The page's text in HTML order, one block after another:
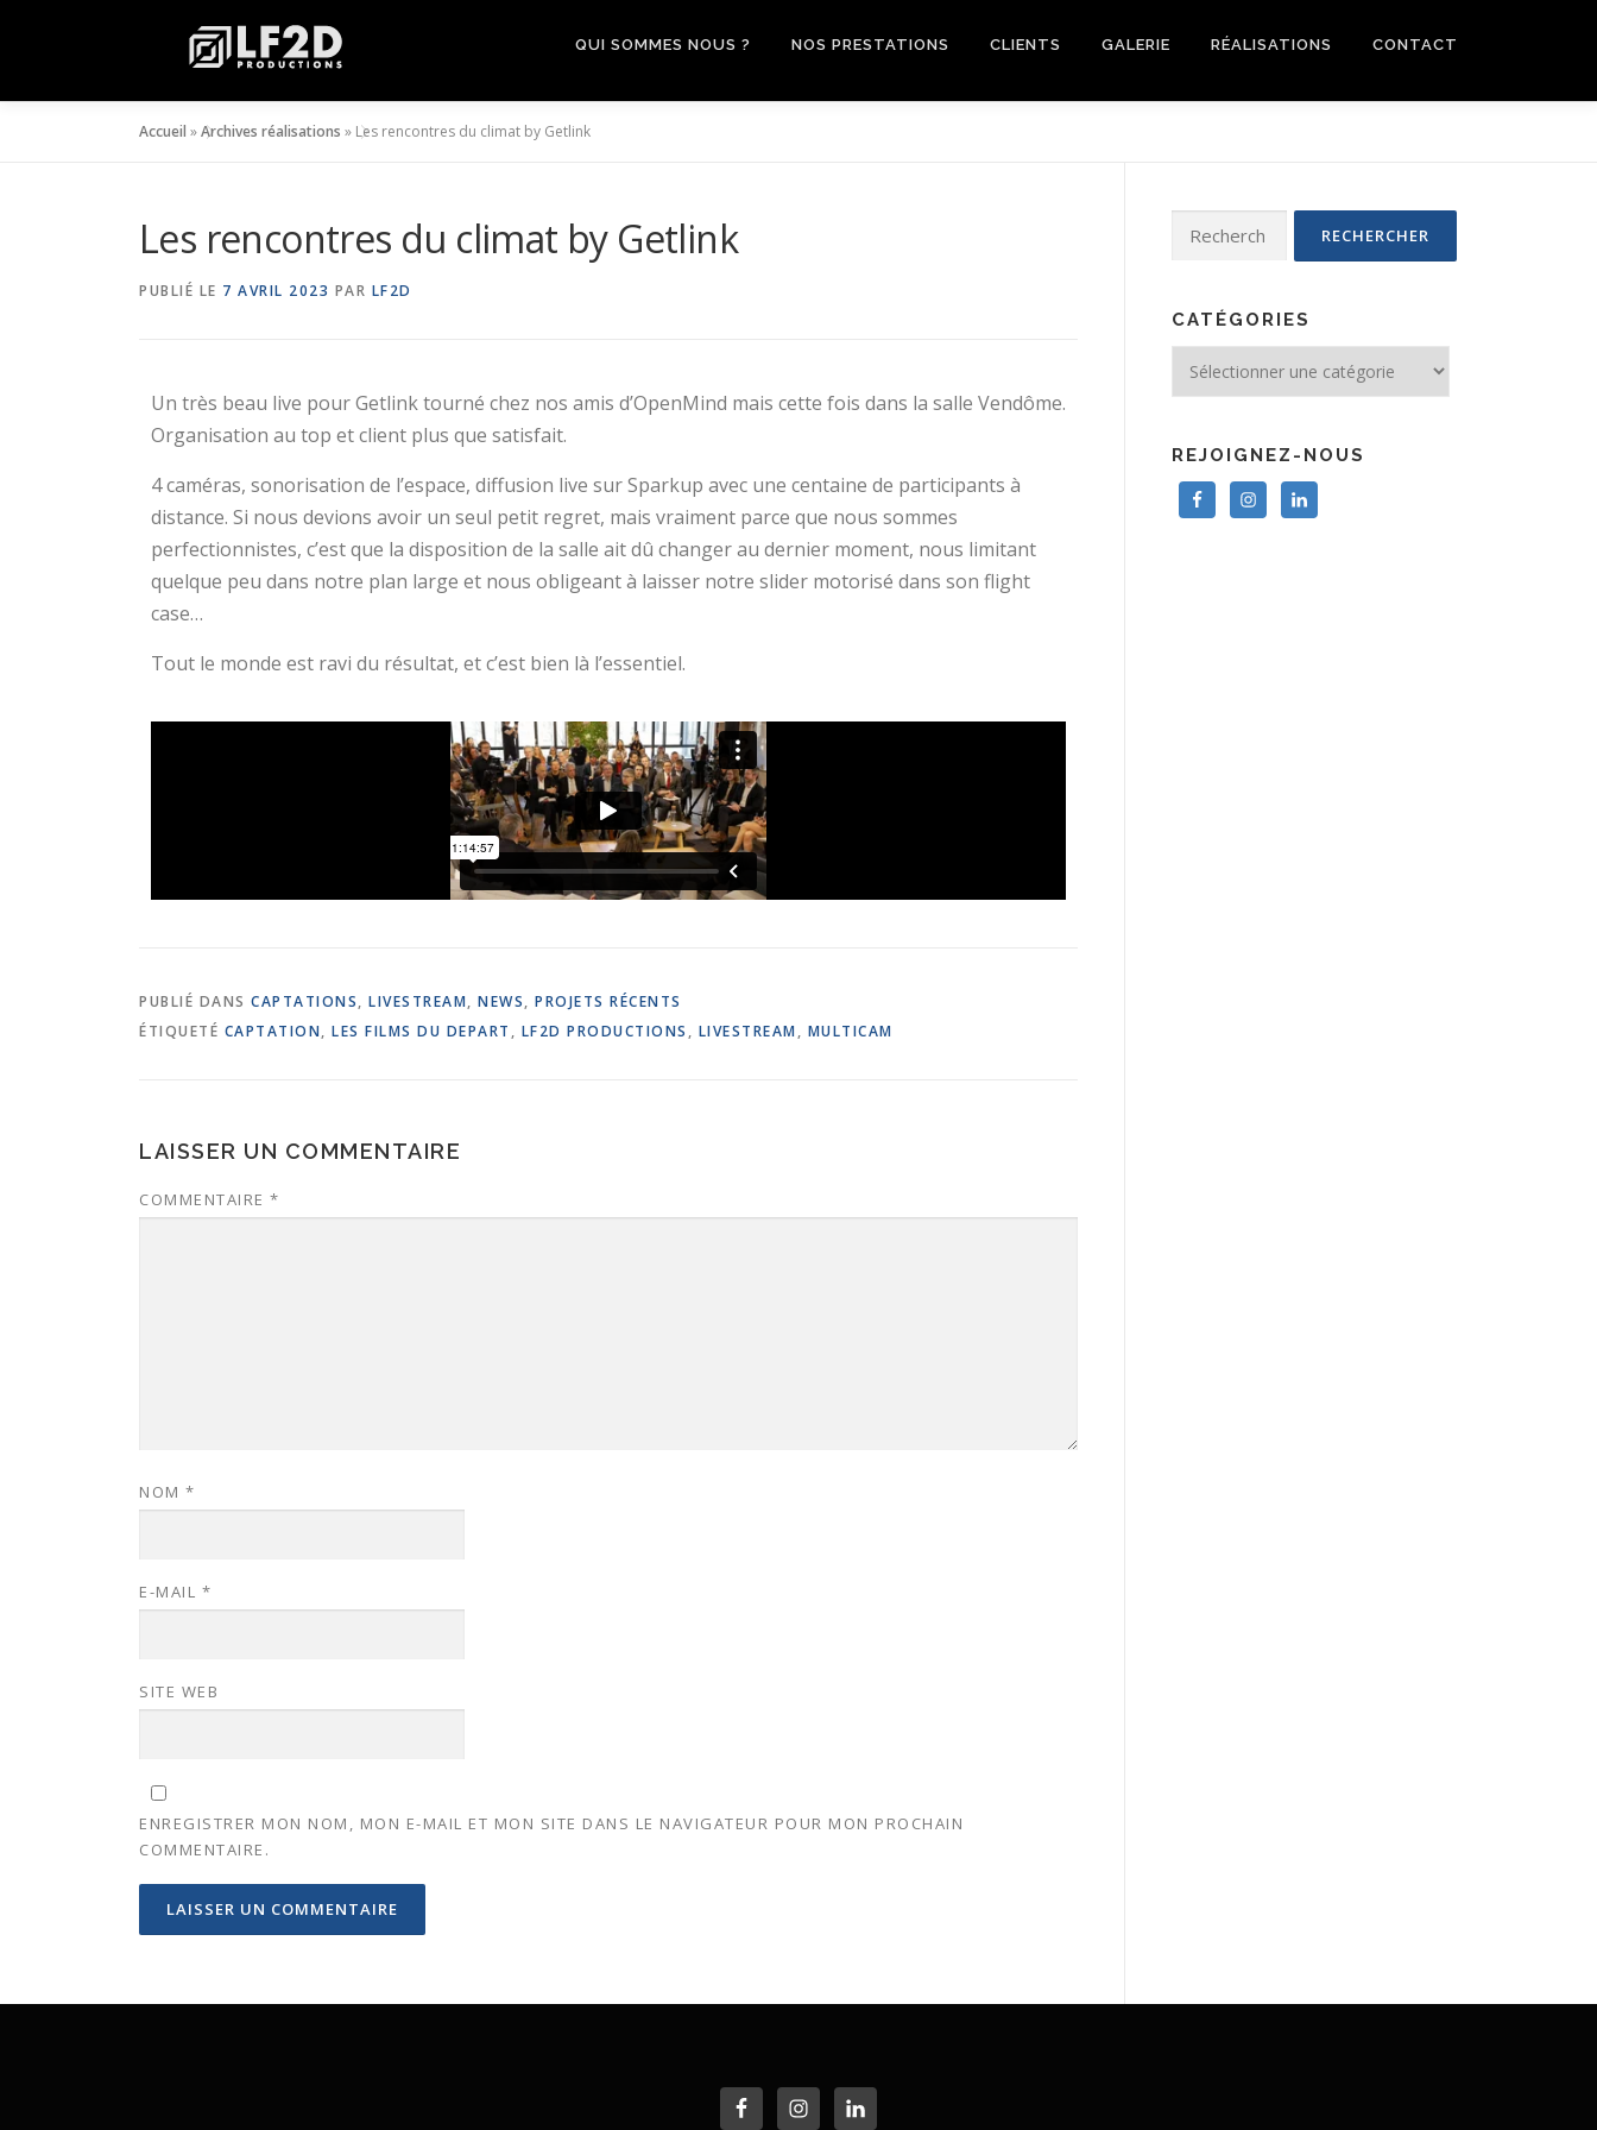
QUI SOMMES NOUS ? NOS PRESTATIONS CLIENTS GALERIE RÉALISATIONS CONTACT
Accueil »Archives réalisations » Les rencontres du climat by Getlink
Les rencontres du climat by Getlink
PUBLIÉ LE 7 AVRIL 2023 PAR LF2D
Un très beau live pour Getlink tourné chez nos amis d’OpenMind mais cette fois dans la salle Vendôme.
Organisation au top et client plus que satisfait.
4 caméras, sonorisation de l’espace, diffusion live sur Sparkup avec une centaine de participants à
distance. Si nous devions avoir un seul petit regret, mais vraiment parce que nous sommes
perfectionnistes, c’est que la disposition de la salle ait dû changer au dernier moment, nous limitant
quelque peu dans notre plan large et nous obligeant à laisser notre slider motorisé dans son flight
case…
Tout le monde est ravi du résultat, et c’est bien là l’essentiel.
PUBLIÉ DANS CAPTATIONS, LIVESTREAM, NEWS, PROJETS RÉCENTS
ÉTIQUETÉ CAPTATION, LES FILMS DU DEPART , LF2D PRODUCTIONS , LIVESTREAM, MULTICAM
LAISSER UN COMMENTAIRE
COMMENTAIRE *
NOM *
E-MAIL *
SITE WEB
ENREGISTRER MON NOM, MON E-MAIL ET MON SITE DANS LE NAVIGATEUR POUR MON PROCHAIN
COMMENTAIRE.
CATÉGORIES
REJOIGNEZ-NOUS